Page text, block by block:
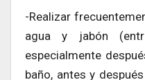
-Realizar
agua y jabón
especialmente
baño, antes y